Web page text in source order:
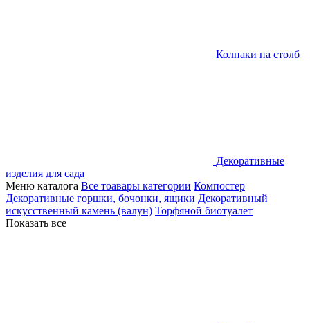
Колпаки на столб
Декоративные
изделия для сада
Меню каталога Все тоавары категории Компостер
Декоративные горшки, бочонки, ящики Декоративный
искусственный камень (валун) Торфяной биотуалет
Показать все